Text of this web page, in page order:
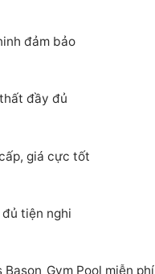
đảm bảo
đầy đủ
giá cực tốt
tiện nghi
Bason_Gym Pool miễn phí